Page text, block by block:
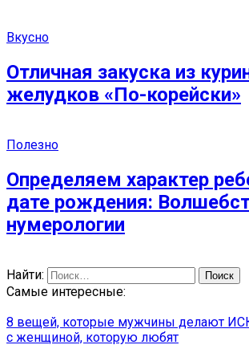
Вкусно
Отличная закуска из
желудков «По-корейски»
Полезно
Определяем характер
дате рождения:
нумерологии
Найти:
Самые интересные:
8 вещей, которые мужчины делают
с женщиной, которую любят